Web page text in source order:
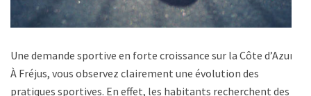
Une demande sportive en forte croissance sur la Côte d’Azur
À Fréjus, vous observez clairement une évolution des
pratiques sportives. En effet, les habitants recherchent des